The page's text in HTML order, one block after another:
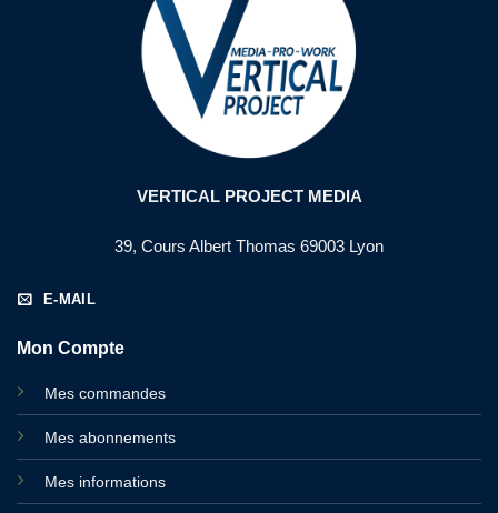
VERTICAL PROJECT MEDIA
39, Cours Albert Thomas 69003 Lyon
E-MAIL
Mon Compte
Mes commandes
Mes abonnements
Mes informations